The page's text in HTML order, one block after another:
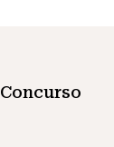
Concurso